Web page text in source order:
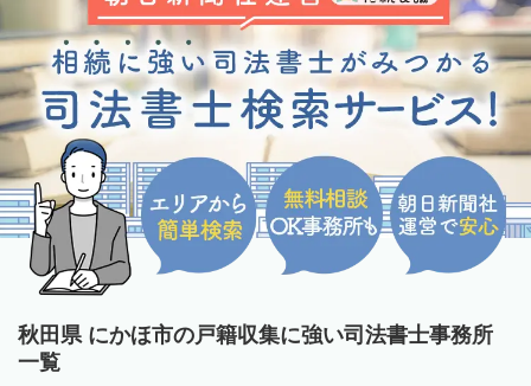
秋田県 にかほ市の戸籍収集に強い司法書士事務所
一覧